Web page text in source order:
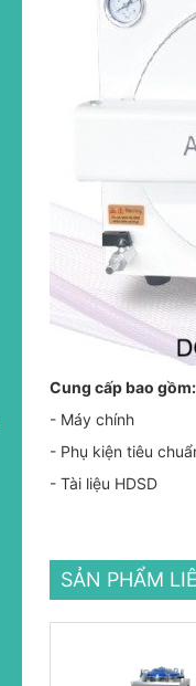
Cung cấp bao gồm:
- Máy chính
- Phụ kiện tiêu
- Tài liệu HDSD
SẢN PHẨM